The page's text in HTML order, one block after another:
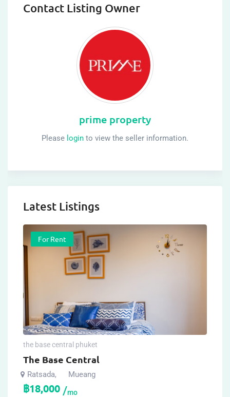
Contact Listing Owner
prime property
Please login to view the seller information.
Latest Listings
For Rent
the base central phuket
The Base Central
Ratsada, Mueang
฿18,000 mo